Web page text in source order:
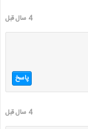
4 سال قبل
پاسخ
4 سال قبل